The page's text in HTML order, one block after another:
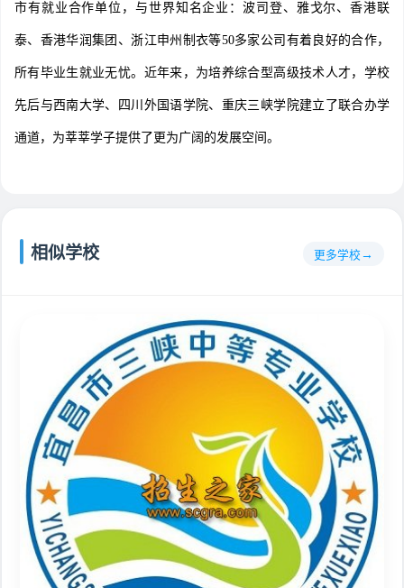
市有就业合作单位，与世界知名企业：波司登、雅戈尔、香港联
泰、香港华润集团、浙江申州制衣等50多家公司有着良好的合作，
所有毕业生就业无忧。近年来，为培养综合型高级技术人才，学校
先后与西南大学、四川外国语学院、重庆三峡学院建立了联合办学
通道，为莘莘学子提供了更为广阔的发展空间。
相似学校 更多学校